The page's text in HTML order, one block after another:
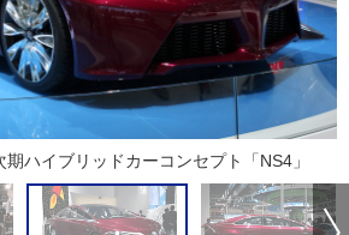
ハイブリッドカーコンセプト「NS4」